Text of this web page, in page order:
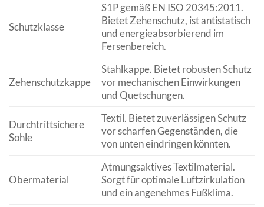
Schutzklasse
S1P gemäß EN ISO 20345:2011.
Bietet Zehenschutz, ist antistatisch
und energieabsorbierend im
Fersenbereich.
Zehenschutzkappe
Stahlkappe. Bietet robusten Schutz
vor mechanischen Einwirkungen
und Quetschungen.
Durchtrittsichere
Sohle
Textil. Bietet zuverlässigen Schutz
vor scharfen Gegenständen, die
von unten eindringen könnten.
Obermaterial
Atmungsaktives Textilmaterial.
Sorgt für optimale Luftzirkulation
und ein angenehmes Fußklima.